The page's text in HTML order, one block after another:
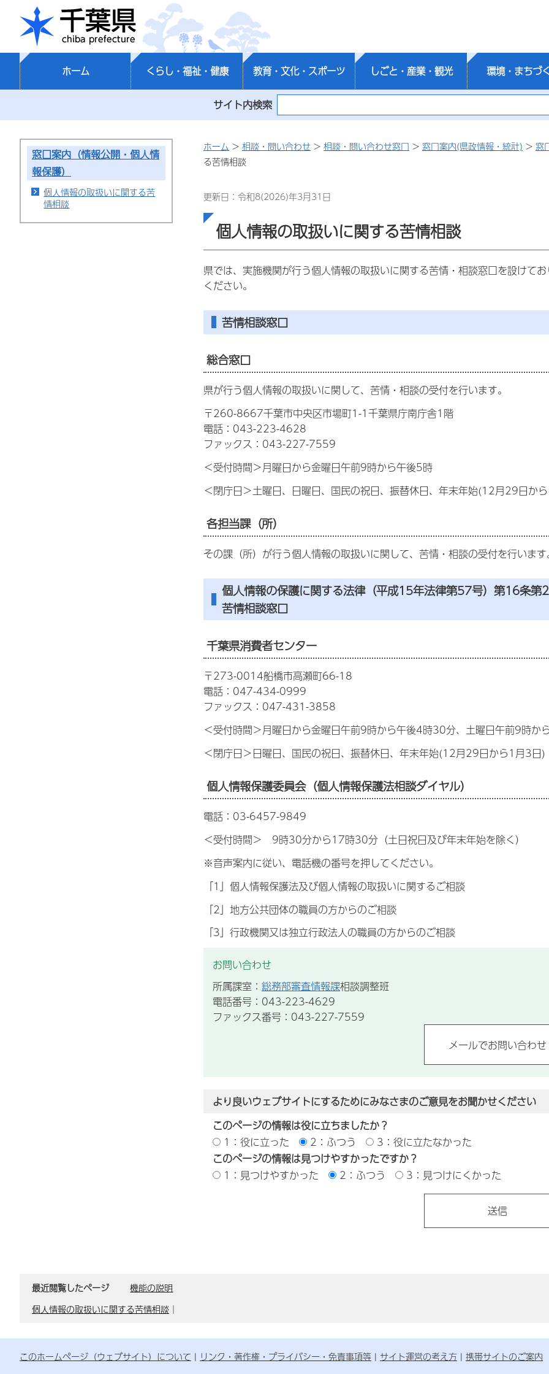
千葉県
ホーム くらし・福祉・健康 教育・文化・スポーツ しごと・産業・観光 環境・まちづ
サイト内検索
窓口案内（情報公開・個人情
報保護）
個人情報の取扱いに関する苦
情相談
ホーム > 相談・問い合わせ > 相談・問い合わせ窓口 > 窓口案内(県政情報・統計) > 窓
る苦情相談
更新日：令和8(2026)年3月31日
個人情報の取扱いに関する苦情相談
県では、実施機関が行う個人情報の取扱いに関する苦情・相談窓口を設けて
ください。
苦情相談窓口
総合窓口
県が行う個人情報の取扱いに関して、苦情・相談の受付を行います。
〒260-8667千葉市中央区市場町1-1千葉県庁南庁舎1階
電話：043-223-4628
ファックス：043-227-7559
＜受付時間＞月曜日から金曜日午前9時から午後5時
＜閉庁日＞土曜日、日曜日、国民の祝日、振替休日、年末年始(12月29日か
各担当課（所）
その課（所）が行う個人情報の取扱いに関して、苦情・相談の受付を行いま
個人情報の保護に関する法律（平成15年法律第57号）第16条第
苦情相談窓口
千葉県消費者センター
〒273-0014船橋市高瀬町66-18
電話：047-434-0999
ファックス：047-431-3858
＜受付時間＞月曜日から金曜日午前9時から午後4時30分、土曜日午前9時か
＜閉庁日＞日曜日、国民の祝日、振替休日、年末年始(12月29日から1月3日)
個人情報保護委員会（個人情報保護法相談ダイヤル）
電話：03-6457-9849
＜受付時間＞ 9時30分から17時30分（土日祝日及び年末年始を除く）
※音声案内に従い、電話機の番号を押してください。
「1」個人情報保護法及び個人情報の取扱いに関するご相談
「2」地方公共団体の職員の方からのご相談
「3」行政機関又は独立行政法人の職員の方からのご相談
お問い合わせ
所属課室： 総務部審査情報課相談調整班
電話番号：043-223-4629
ファックス番号：043-227-7559
より良いウェブサイトにするためにみなさまのご意見をお聞かせください
このページの情報は役に立ちましたか？
1：役に立った
2：ふつう
3：役に立たなかった
このページの情報は見つけやすかったですか？
1：見つけやすかった
2：ふつう 3：見つけにくかった
最近閲覧したページ
機能の説明
個人情報の取扱いに関する苦情相談 ｜
このホームページ（ウェブサイト）について リンク・著作権・プライバシー・免責事項等 サイト運営の考え方 携帯サイトのご案内